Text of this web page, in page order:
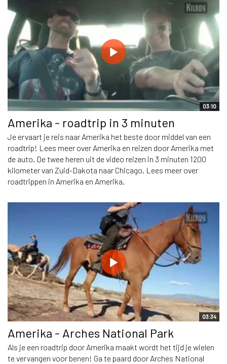
03:10
Amerika - roadtrip in 3 minuten
Je ervaart je reis naar Amerika het beste door middel van een
roadtrip! Lees meer over Amerika en reizen door Amerika met
de auto. De twee heren uit de video reizen in 3 minuten 1200
kilometer van Zuid-Dakota naar Chicago. Lees meer over
roadtrippen in Amerika en Amerika.
03:34
Amerika - Arches National Park
Als je een roadtrip door Amerika maakt wordt het tijd je wielen
te vervangen voor benen! Ga te paard door Arches National